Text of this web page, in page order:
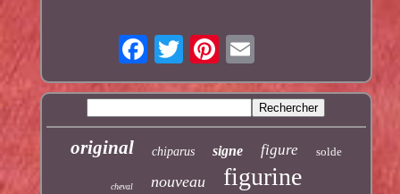
original chiparus signe figure solde
cheval nouveau figurine